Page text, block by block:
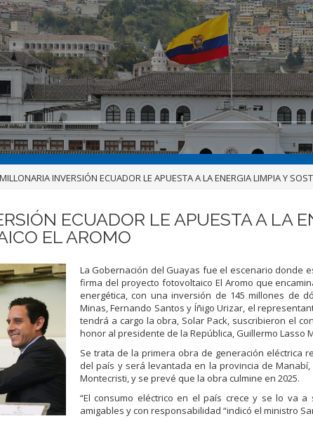
INVERSIÓN ECUADOR LE APUESTA A LA ENERGIA LIMPIA Y
ECUADOR LE APUESTA A LA
EL AROMO
La Gobernación del Guayas fue el escenario donde
firma del proyecto fotovoltaico El Aromo que
energética, con una inversión de 145 millones de
Minas,Fernando Santos y Íñigo Urizar, el
tendrá a cargo la obra, Solar Pack, suscribieron el
honor al presidente de laRepública,Guillermo Lasso
Se trata de la primera obra de generación eléctrica
del país y será levantada en la provincia de Manabí,
Montecristi,y se prevéque la obra culmine en 2025.
“El consumo eléctrico en el país crece y se lo va
amigables ycon responsabilidad “indicó el ministro